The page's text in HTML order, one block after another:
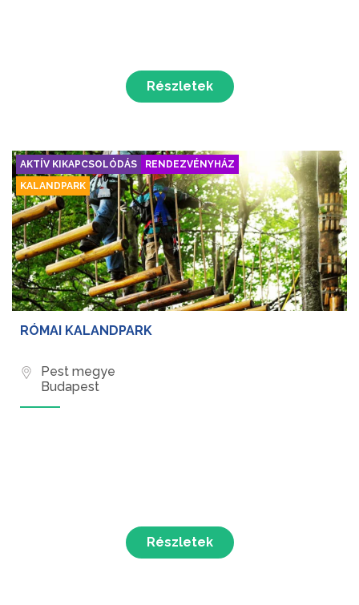
Részletek
AKTÍV KIKAPCSOLÓDÁS
RENDEZVÉNYHÁZ
KALANDPARK
RÓMAI KALANDPARK
Pest megye
Budapest
Részletek